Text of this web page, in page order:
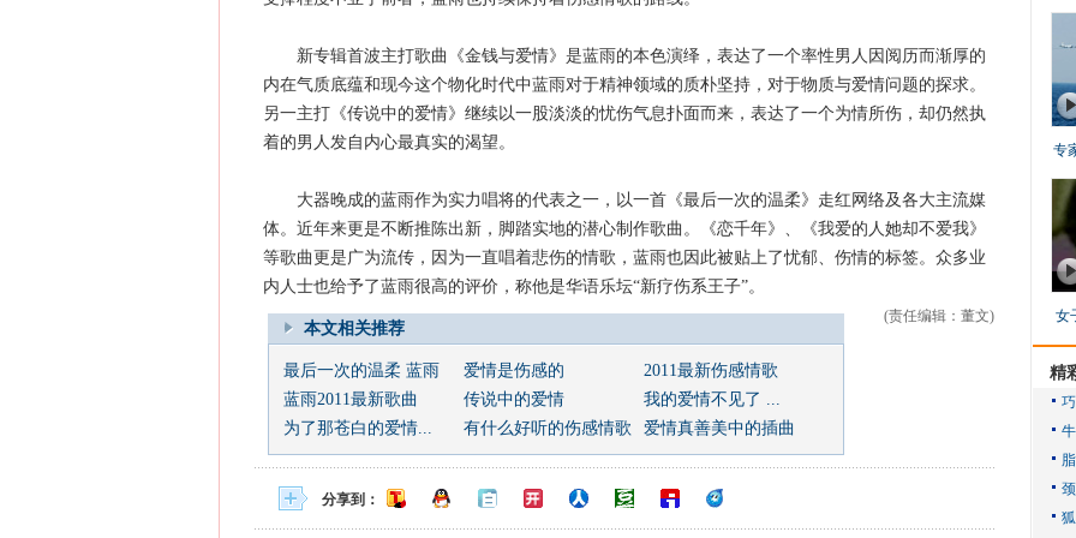
新专辑首波主打歌曲《金钱与爱情》是蓝雨的本色演绎，表达了一个率性男人因阅历而渐厚的
内在气质底蕴和现今这个物化时代中蓝雨对于精神领域的质朴坚持，对于物质与爱情问题的探求。
另一主打《传说中的爱情》继续以一股淡淡的忧伤气息扑面而来，表达了一个为情所伤，却仍然执
着的男人发自内心最真实的渴望。
大器晚成的蓝雨作为实力唱将的代表之一，以一首《最后一次的温柔》走红网络及各大主流媒
体。近年来更是不断推陈出新，脚踏实地的潜心制作歌曲。《恋千年》、《我爱的人她却不爱我》
等歌曲更是广为流传，因为一直唱着悲伤的情歌，蓝雨也因此被贴上了忧郁、伤情的标签。众多业
内人士也给予了蓝雨很高的评价，称他是华语乐坛“新疗伤系王子”。
本文相关推荐
最后一次的温柔 蓝雨 爱情是伤感的
2011最新伤感情歌
蓝雨2011最新歌曲
传说中的爱情
我的爱情不见了 ...
为了那苍白的爱情...
有什么好听的伤感情歌 爱情真善美中的插曲
(责任编辑：董文)
分享到：
专
女
精